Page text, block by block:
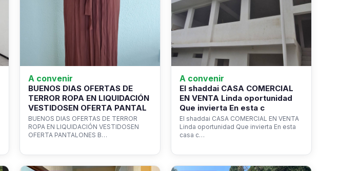
A convenir
BUENOS DIAS OFERTAS DE
TERROR ROPA EN LIQUIDACIÓN
VESTIDOSEN OFERTA PANTAL
BUENOS DIAS OFERTAS DE TERROR
ROPA EN LIQUIDACIÓN VESTIDOSEN
OFERTA PANTALONES B…
A convenir
El shaddai CASA COMERCIAL
EN VENTA Linda oportunidad
Que invierta En esta c
El shaddai CASA COMERCIAL EN VENTA
Linda oportunidad Que invierta En esta
casa c…